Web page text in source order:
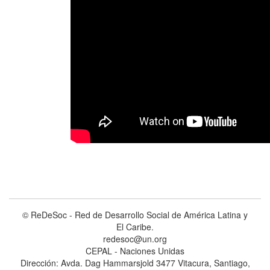
© ReDeSoc - Red de Desarrollo Social de América Latina y
El Caribe.
redesoc@un.org
CEPAL - Naciones Unidas
Dirección: Avda. Dag Hammarsjold 3477 Vitacura, Santiago,